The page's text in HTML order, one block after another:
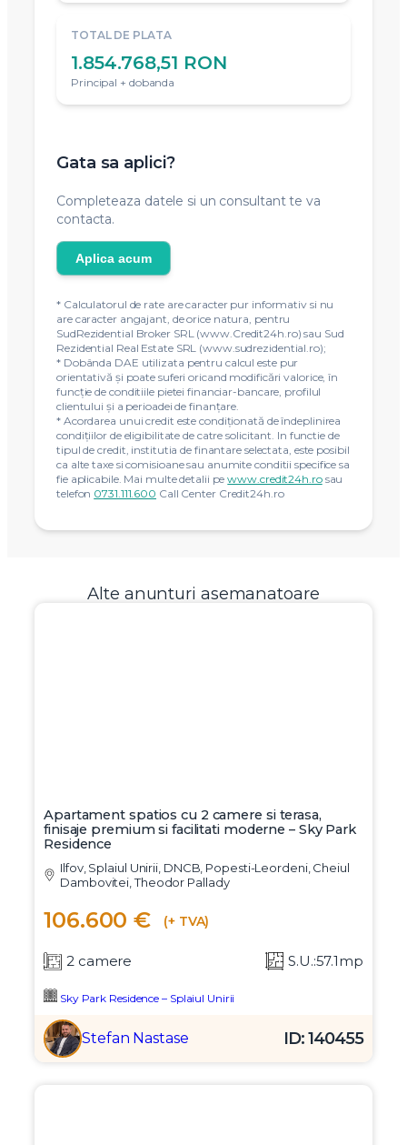
TOTAL DE PLATA
1.854.768,51 RON
Principal + dobanda
Gata sa aplici?
Completeaza datele si un consultant te va
contacta.
Aplica acum
* Calculatorul de rate are caracter pur informativ si nu
are caracter angajant, de orice natura, pentru
SudRezidential Broker SRL (www.Credit24h.ro) sau Sud
Rezidential Real Estate SRL (www.sudrezidential.ro);
* Dobânda DAE utilizata pentru calcul este pur
orientativă și poate suferi oricand modificări valorice, în
funcție de conditiile pietei financiar-bancare, profilul
clientului și a perioadei de finanțare.
* Acordarea unui credit este condiţionată de îndeplinirea
condiţiilor de eligibilitate de catre solicitant. In functie de
tipul de credit, institutia de finantare selectata, este posibil
ca alte taxe si comisioane sau anumite conditii specifice sa
fie aplicabile. Mai multe detalii pewww.credit24h.rosau
telefon 0731.111.600 Call Center Credit24h.ro
Alte anunturi asemanatoare
Apartament spatios cu 2 camere si terasa,
finisaje premium si facilitati moderne – Sky Park
Residence
Ilfov, Splaiul Unirii, DNCB, Popesti-Leordeni, Cheiul
Dambovitei, Theodor Pallady
106.600 € (+ TVA)
2 camere S.U.:57.1mp
Sky Park Residence – Splaiul Unirii
Stefan Nastase ID: 140455